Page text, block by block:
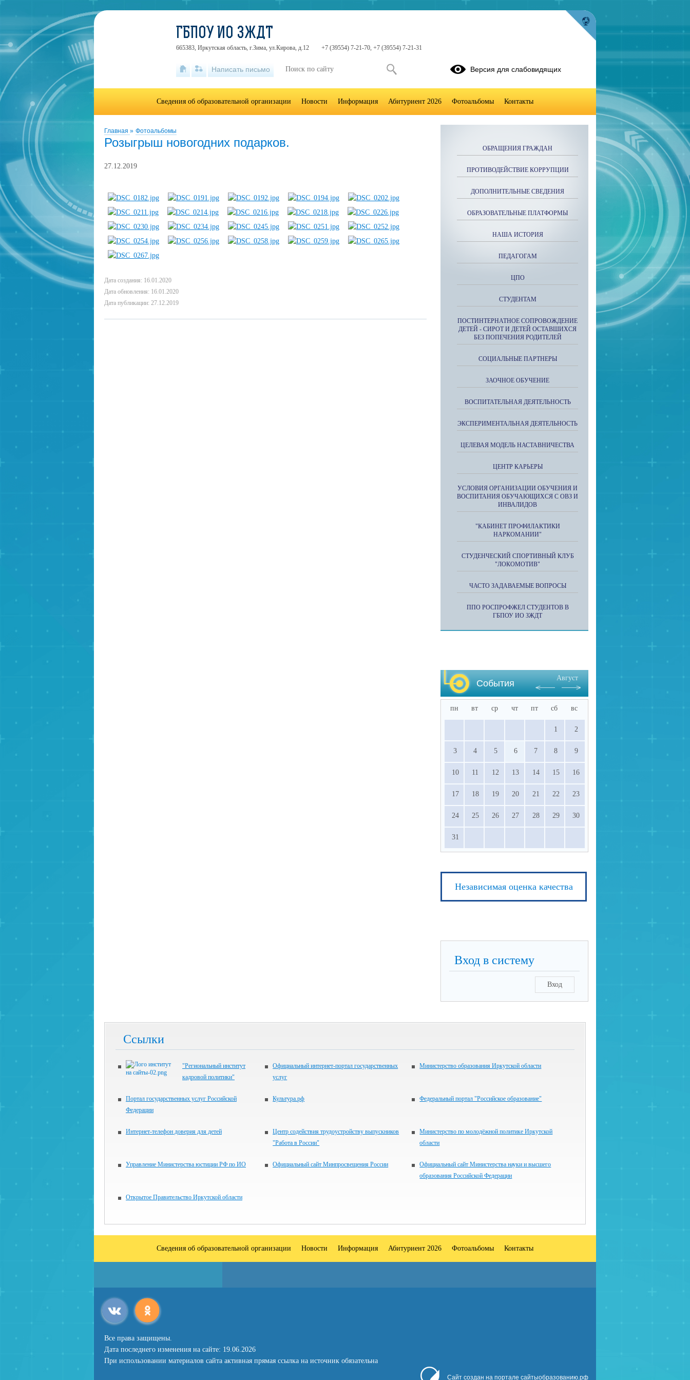
Главная » Фотоальбомы
Розыгрыш новогодних подарков.
27.12.2019
Дата создания: 16.01.2020
Дата обновления: 16.01.2020
Дата публикации: 27.12.2019
ОБРАЩЕНИЯ ГРАЖДАН
ПРОТИВОДЕЙСТВИЕ КОРРУПЦИИ
ДОПОЛНИТЕЛЬНЫЕ СВЕДЕНИЯ
ОБРАЗОВАТЕЛЬНЫЕ ПЛАТФОРМЫ
НАША ИСТОРИЯ
ПЕДАГОГАМ
ЦПО
СТУДЕНТАМ
ПОСТИНТЕРНАТНОЕ СОПРОВОЖДЕНИЕ
ДЕТЕЙ - СИРОТ И ДЕТЕЙ ОСТАВШИХСЯ
БЕЗ ПОПЕЧЕНИЯ РОДИТЕЛЕЙ
СОЦИАЛЬНЫЕ ПАРТНЕРЫ
ЗАОЧНОЕ ОБУЧЕНИЕ
ВОСПИТАТЕЛЬНАЯ ДЕЯТЕЛЬНОСТЬ
ЭКСПЕРИМЕНТАЛЬНАЯ ДЕЯТЕЛЬНОСТЬ
ЦЕЛЕВАЯ МОДЕЛЬ НАСТАВНИЧЕСТВА
ЦЕНТР КАРЬЕРЫ
УСЛОВИЯ ОРГАНИЗАЦИИ ОБУЧЕНИЯ И
ВОСПИТАНИЯ ОБУЧАЮЩИХСЯ С ОВЗ И
ИНВАЛИДОВ
"КАБИНЕТ ПРОФИЛАКТИКИ
НАРКОМАНИИ"
СТУДЕНЧЕСКИЙ СПОРТИВНЫЙ КЛУБ
"ЛОКОМОТИВ"
ЧАСТО ЗАДАВАЕМЫЕ ВОПРОСЫ
ППО РОСПРОФЖЕЛ СТУДЕНТОВ В
ГБПОУ ИО ЗЖДТ
События
Август
пн вт ср чт пт сб вс
1 2
3 4 5 6 7 8 9
10 11 12 13 14 15 16
17 18 19 20 21 22 23
24 25 26 27 28 29 30
31
Независимая оценка качества
Вход в систему
Вход
Ссылки
"Региональный институт
кадровой политики"
Официальный интернет-портал государственных
услуг
Министерство образования Иркутской области
Портал государственных услуг Российской
Федерации
Культура.рф Федеральный портал "Российское образование"
Интернет-телефон доверия для детей
Центр содействия трудоустройству выпускников
"Работа в России"
Министерство по молодёжной политике Иркутской
области
Управление Министерства юстиции РФ по ИО Официальный сайт Минпросвещения России
Официальный сайт Министерства науки и высшего
образования Российской Федерации
Открытое Правительство Иркутской области
ГБПОУ ИО ЗЖДТ
665383, Иркутская область, г.Зима, ул.Кирова, д.12 +7 (39554) 7-21-70, +7 (39554) 7-21-31
Написать письмо Версия для слабовидящих
Сведения об образовательной организации Новости Информация Абитуриент 2026 Фотоальбомы Контакты
Сведения об образовательной организации Новости Информация Абитуриент 2026 Фотоальбомы Контакты
Все права защищены.
Дата последнего изменения на сайте: 19.06.2026
При использовании материалов сайта активная прямая ссылка на источник обязательна
Сайт создан на портале сайтыобразованию.рф